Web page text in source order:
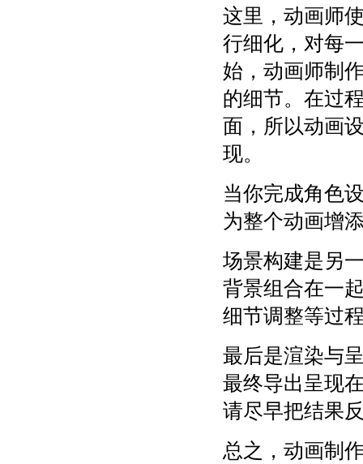
这里，动画师
行细化，对每
始，动画师制
的细节。在过
面，所以动画
现。
当你完成角色
为整个动画增
场景构建是另
背景组合在一
细节调整等过
最后是渲染与
最终导出呈现
请尽早把结果
总之，动画制